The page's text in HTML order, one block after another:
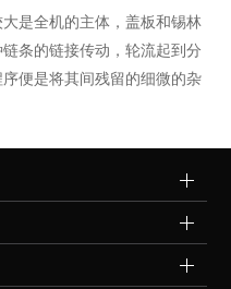
是全机的主体，盖板和锡林
条的链接传动，轮流起到分
便是将其间残留的细微的杂